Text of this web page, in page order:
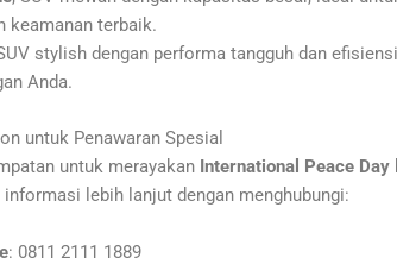
keamanan terbaik.
stylish dengan performa tangguh dan
Anda.
untuk Penawaran Spesial
untuk merayakan International Peace Day
lebih lanjut dengan menghubungi:
: 0811 2111 1889